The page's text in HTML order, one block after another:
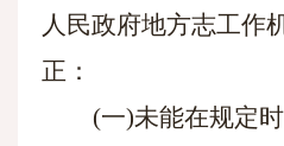
人民政府地方志工作
正：
(一)未能在规定